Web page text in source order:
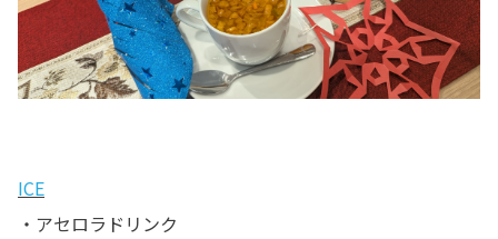
ICE
・アセロラドリンク